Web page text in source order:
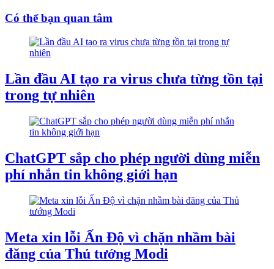
Có thể bạn quan tâm
Lần đầu AI tạo ra virus chưa từng tồn tại
trong tự nhiên
ChatGPT sắp cho phép người dùng miễn
phí nhắn tin không giới hạn
Meta xin lỗi Ấn Độ vì chặn nhầm bài
đăng của Thủ tướng Modi